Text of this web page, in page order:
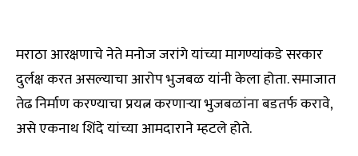
मराठा आरक्षणाचे नेते मनोज जरांगे यांच्या मागण्यांकडे सरकार
दुर्लक्ष करत असल्याचा आरोप भुजबळ यांनी केला होता. समाजात
तेढ निर्माण करण्याचा प्रयत्न करणाऱ्या भुजबळांना बडतर्फ करावे,
असे एकनाथ शिंदे यांच्या आमदाराने म्हटले होते.